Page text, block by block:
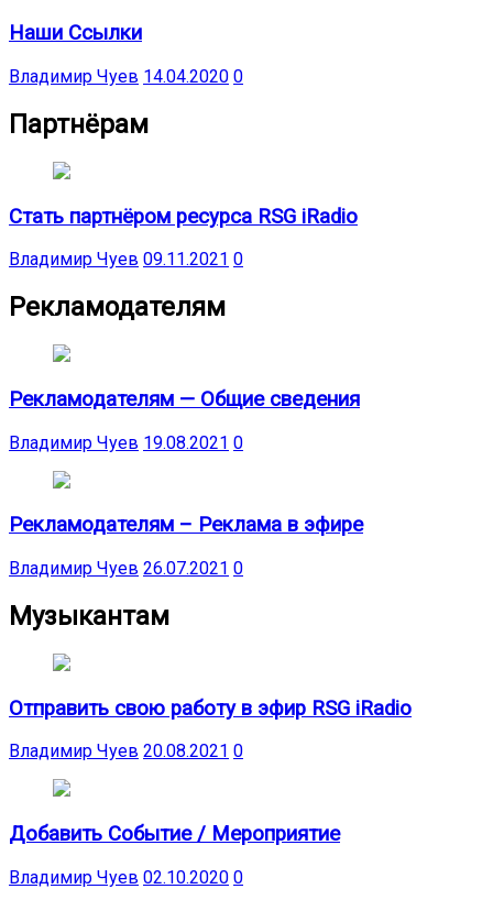
Наши Ссылки
Владимир Чуев 14.04.2020 0
Партнёрам
Стать партнёром ресурса RSG iRadio
Владимир Чуев 09.11.2021 0
Рекламодателям
Рекламодателям — Общие сведения
Владимир Чуев 19.08.2021 0
Рекламодателям – Реклама в эфире
Владимир Чуев 26.07.2021 0
Музыкантам
Отправить свою работу в эфир RSG iRadio
Владимир Чуев 20.08.2021 0
Добавить Событие / Мероприятие
Владимир Чуев 02.10.2020 0